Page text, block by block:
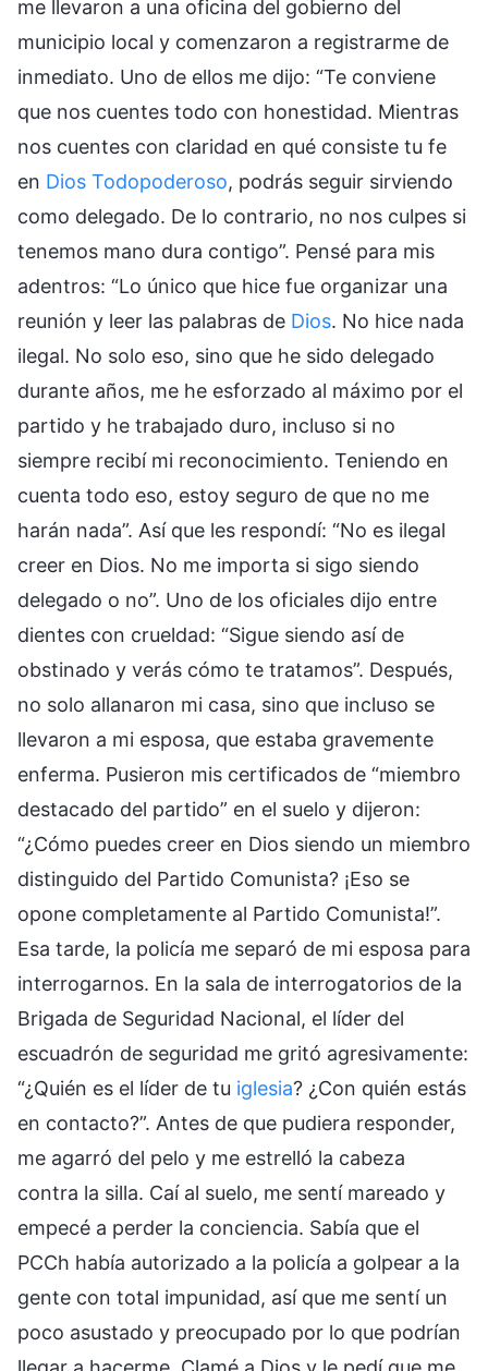
me llevaron a una oficina del gobierno del
municipio local y comenzaron a registrarme de
inmediato. Uno de ellos me dijo: “Te conviene
que nos cuentes todo con honestidad. Mientras
nos cuentes con claridad en qué consiste tu fe
en Dios Todopoderoso, podrás seguir sirviendo
como delegado. De lo contrario, no nos culpes si
tenemos mano dura contigo”. Pensé para mis
adentros: “Lo único que hice fue organizar una
reunión y leer las palabras de Dios. No hice nada
ilegal. No solo eso, sino que he sido delegado
durante años, me he esforzado al máximo por el
partido y he trabajado duro, incluso si no
siempre recibí mi reconocimiento. Teniendo en
cuenta todo eso, estoy seguro de que no me
harán nada”. Así que les respondí: “No es ilegal
creer en Dios. No me importa si sigo siendo
delegado o no”. Uno de los oficiales dijo entre
dientes con crueldad: “Sigue siendo así de
obstinado y verás cómo te tratamos”. Después,
no solo allanaron mi casa, sino que incluso se
llevaron a mi esposa, que estaba gravemente
enferma. Pusieron mis certificados de “miembro
destacado del partido” en el suelo y dijeron:
“¿Cómo puedes creer en Dios siendo un miembro
distinguido del Partido Comunista? ¡Eso se
opone completamente al Partido Comunista!”.
Esa tarde, la policía me separó de mi esposa para
interrogarnos. En la sala de interrogatorios de la
Brigada de Seguridad Nacional, el líder del
escuadrón de seguridad me gritó agresivamente:
“¿Quién es el líder de tu iglesia? ¿Con quién estás
en contacto?”. Antes de que pudiera responder,
me agarró del pelo y me estrelló la cabeza
contra la silla. Caí al suelo, me sentí mareado y
empecé a perder la conciencia. Sabía que el
PCCh había autorizado a la policía a golpear a la
gente con total impunidad, así que me sentí un
poco asustado y preocupado por lo que podrían